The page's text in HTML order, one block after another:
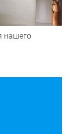
нашего